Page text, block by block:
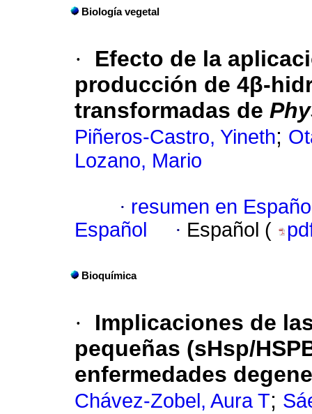
Biología vegetal
·
Efecto de la
producción de 4β-
transformadas de
Piñeros-Castro, Yineth;
Lozano, Mario
· resumen en
Español
· Español (
Bioquímica
·
Implicaciones de
pequeñas (sHsp/
enfermedades
Chávez-Zobel, Aura T;